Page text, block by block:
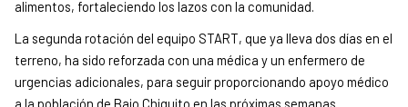
alimentos, fortaleciendo los lazos con la comunidad.
La segunda rotación del equipo START, que ya lleva dos días en el
terreno, ha sido reforzada con una médica y un enfermero de
urgencias adicionales, para seguir proporcionando apoyo médico
a la población de Bajo Chiquito en las próximas semanas.